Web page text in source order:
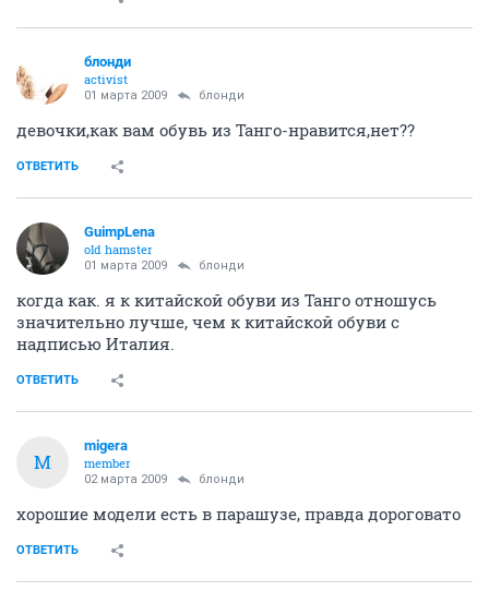
блонди
activist
01 марта 2009 блонди
девочки,как вам обувь из Танго-нравится,нет??
ОТВЕТИТЬ
GuimpLеna
old hamster
01 марта 2009 блонди
когда как. я к китайской обуви из Танго отношусь
значительно лучше, чем к китайской обуви с
надписью Италия.
ОТВЕТИТЬ
M
migera
member
02 марта 2009 блонди
хорошие модели есть в парашузе, правда дороговато
ОТВЕТИТЬ